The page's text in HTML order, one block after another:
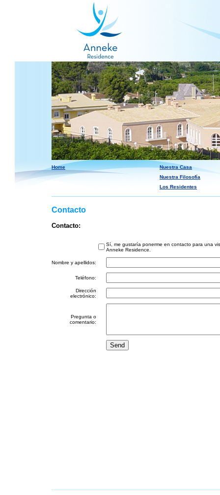
Home
Nuestra Casa
Nuestra Filosofía
Los Residentes
Contacto
Contacto:
Sí, me gustaría ponerme en contacto para una
Anneke Residence.
Nombre y apellidos:
Teléfono:
Dirección
electrónico:
Pregunta o
comentario: